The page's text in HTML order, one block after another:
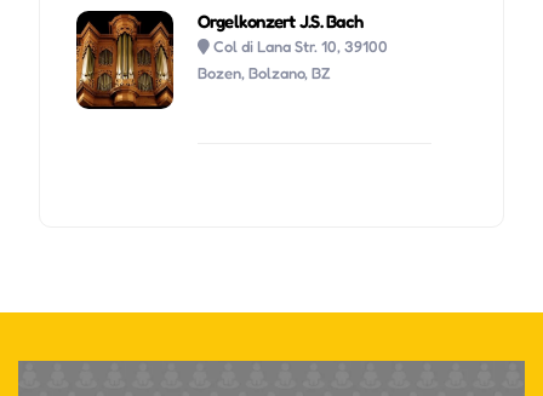
Orgelkonzert J.S. Bach
Col di Lana Str. 10, 39100
Bozen, Bolzano, BZ